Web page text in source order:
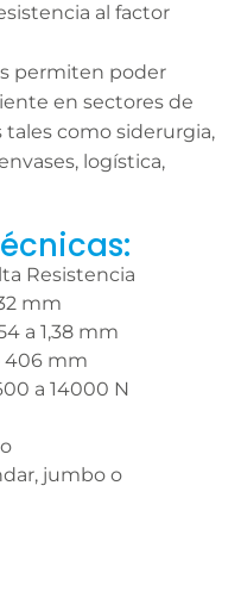
al factor
permiten poder
en sectores de
como siderurgia,
logística,
Resistencia
mm
a 1,38 mm
406 mm
a 14000 N
jumbo o